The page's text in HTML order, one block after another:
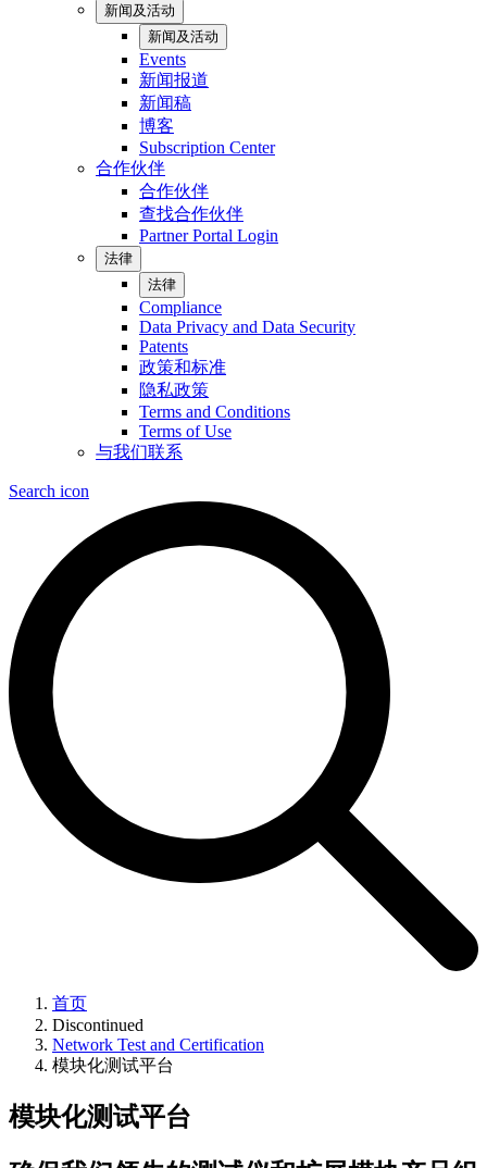
新闻及活动
新闻及活动
Events
新闻报道
新闻稿
博客
Subscription Center
合作伙伴
合作伙伴
查找合作伙伴
Partner Portal Login
法律
法律
Compliance
Data Privacy and Data Security
Patents
政策和标准
隐私政策
Terms and Conditions
Terms of Use
与我们联系
Search icon
首页
Discontinued
Network Test and Certification
模块化测试平台
模块化测试平台